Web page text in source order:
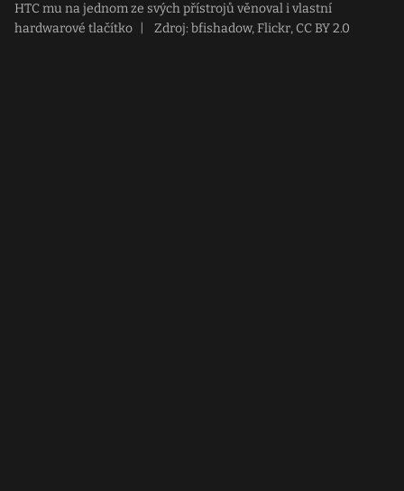
HTC mu na jednom ze svých přístrojů věnoval i vlastní
hardwarové tlačítko
Zdroj: bfishadow, Flickr, CC BY 2.0